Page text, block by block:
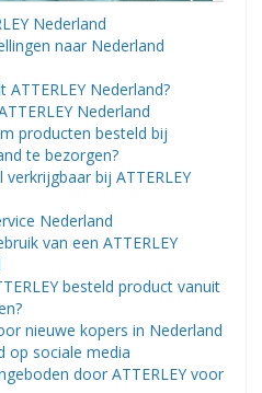
Nederland
naar Nederland
Nederland?
Nederland
producten besteld bij
te bezorgen?
bij ATTERLEY
Nederland
van een ATTERLEY
besteld product vanuit
nieuwe kopers in Nederland
op sociale media
door ATTERLEY voor